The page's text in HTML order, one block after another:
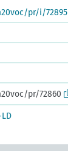
pr/i/72895
pr/72860
LD